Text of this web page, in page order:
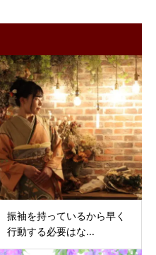
振袖を持っているから早く
行動する必要はな...